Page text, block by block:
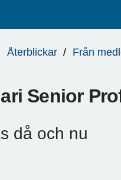
Återblickar Från
Senior
då och nu